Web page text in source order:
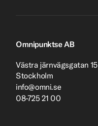
Omnipunktse AB
Västra järnvägsgatan 15
Stockholm
info@omni.se
08-725 21 00